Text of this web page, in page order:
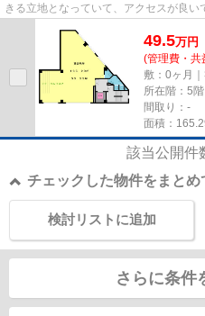
きる立地となっていて、アクセスが良
49.5万円
(管理費・共
敷：0ヶ月
所在階：5階
間取り：-
面積：
該当公開件
チェックした物件をまとめ
検討リストに追加
さらに条件